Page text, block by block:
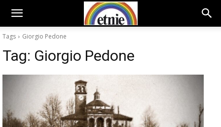
Tags Giorgio Pedone
Tag: Giorgio Pedone